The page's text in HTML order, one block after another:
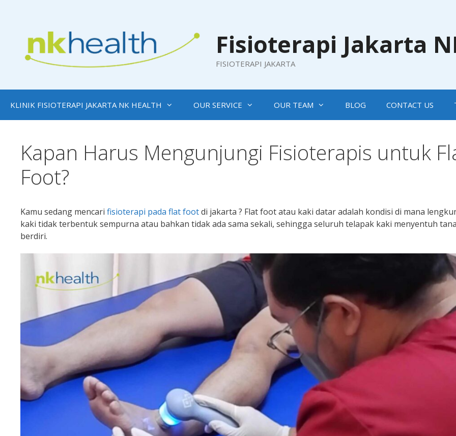
Fisioterapi Jakarta
FISIOTERAPI JAKARTA
KLINIK FISIOTERAPI JAKARTA NK HEALTH OUR SERVICE OUR TEAM BLOG CONTACT US
Kapan Harus Mengunjungi Fisioterapis untuk
Foot?
Kamu sedang mencari fisioterapi pada flat footdi jakarta ? Flat foot atau kaki datar adalah kondisi di mana
kaki tidak terbentuk sempurna atau bahkan tidak ada sama sekali, sehingga seluruh telapak kaki menyentuh
berdiri.